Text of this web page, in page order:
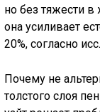
но без тяжести в
она усиливает
20%, согласно
Почему не
толстого слоя